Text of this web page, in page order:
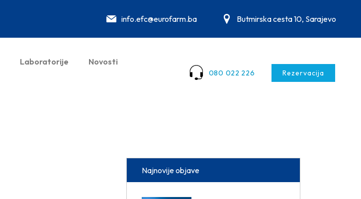
info.efc@eurofarm.ba Butmirska cesta 10, Sarajevo
Laboratorije Novosti
080 022 226 Rezervacija
Najnovije objave